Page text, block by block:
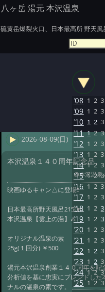
八ヶ岳 湯元 本沢温泉
硫黄岳爆裂火口、日本最高所 野天風
2026-08-09(日)
本沢温泉１４０周年記念品
@本沢温泉
映画ゆるキャン△に登場❗️
日本最高所野天風呂2150m
本沢温泉【雲上の湯】♨️
オリジナル温泉の素
25g(１回分) ￥500
湯元本沢温泉創業１４０周年を記
分析値を基に忠実にブレンドした
ナルの温泉の素です。
'08 1 2 3
'09 1 2 3
'10 1 2 3
'11 1 2 3
'12 1 2 3
'13 1 2 3
'14 1 2 3
'15 1 2 3
'16 1 2 3
'17 1 2 3
'18 1 2 3
'19 1 2 3
'20 1 2 3
'21 1 2 3
'22 1 2 3
'23 1 2 3
'24 1 2 3
'25 1 2 3